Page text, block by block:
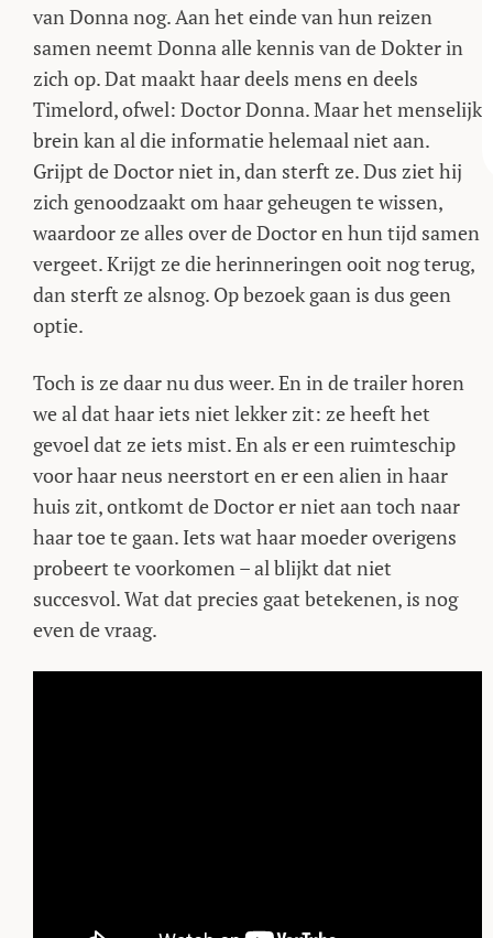
van Donna nog. Aan het einde van hun reizen
samen neemt Donna alle kennis van de Dokter in
zich op. Dat maakt haar deels mens en deels
Timelord, ofwel: Doctor Donna. Maar het menselijk
brein kan al die informatie helemaal niet aan.
Grijpt de Doctor niet in, dan sterft ze. Dus ziet hij
zich genoodzaakt om haar geheugen te wissen,
waardoor ze alles over de Doctor en hun tijd samen
vergeet. Krijgt ze die herinneringen ooit nog terug,
dan sterft ze alsnog. Op bezoek gaan is dus geen
optie.
Toch is ze daar nu dus weer. En in de trailer horen
we al dat haar iets niet lekker zit: ze heeft het
gevoel dat ze iets mist. En als er een ruimteschip
voor haar neus neerstort en er een alien in haar
huis zit, ontkomt de Doctor er niet aan toch naar
haar toe te gaan. Iets wat haar moeder overigens
probeert te voorkomen – al blijkt dat niet
succesvol. Wat dat precies gaat betekenen, is nog
even de vraag.